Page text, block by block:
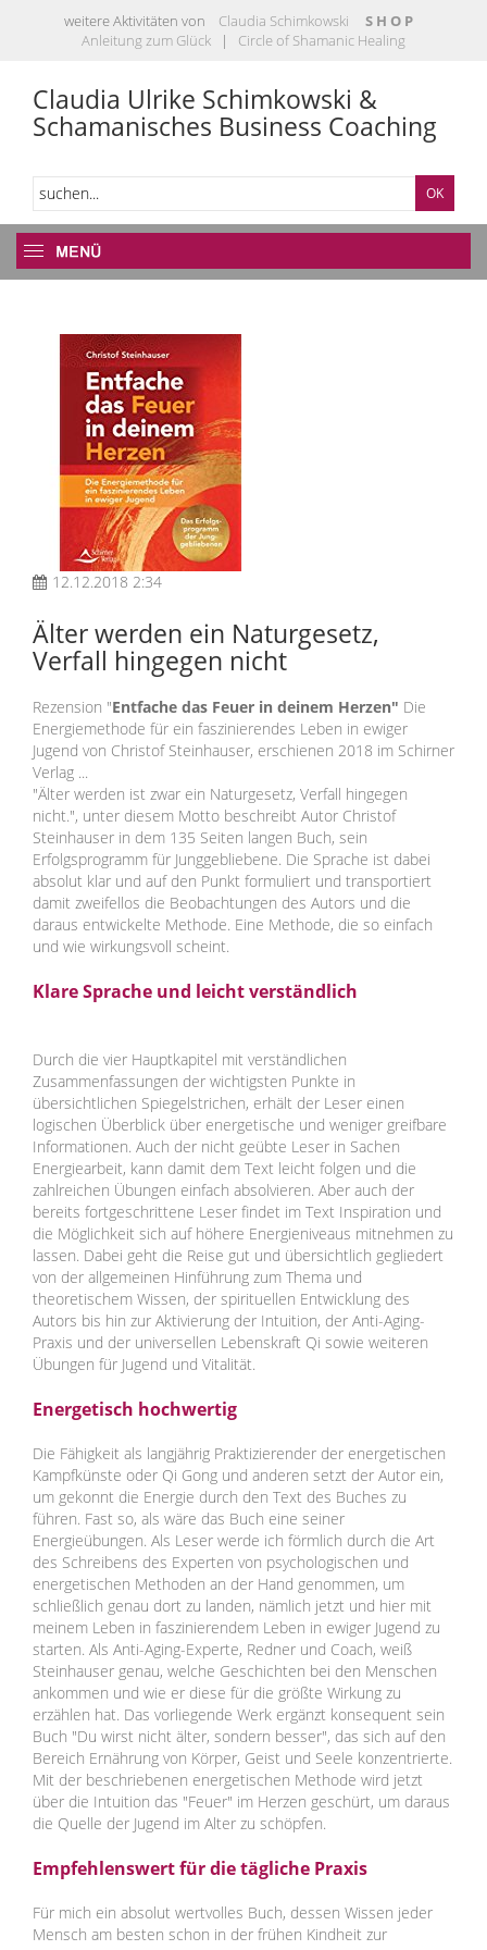
weitere Aktivitäten von Claudia Schimkowski
S H O P
Anleitung zum Glück | Circle of Shamanic Healing
Claudia Ulrike Schimkowski &
Schamanisches Business Coaching
12.12.2018 2:34
Älter werden ein Naturgesetz,
Verfall hingegen nicht
Rezension "Entfache das Feuer in deinem Herzen" Die
Energiemethode für ein faszinierendes Leben in ewiger
Jugend von Christof Steinhauser, erschienen 2018 im Schirner
Verlag ...
"Älter werden ist zwar ein Naturgesetz, Verfall hingegen
nicht.", unter diesem Motto beschreibt Autor Christof
Steinhauser in dem 135 Seiten langen Buch, sein
Erfolgsprogramm für Junggebliebene. Die Sprache ist dabei
absolut klar und auf den Punkt formuliert und transportiert
damit zweifellos die Beobachtungen des Autors und die
daraus entwickelte Methode. Eine Methode, die so einfach
und wie wirkungsvoll scheint.
Klare Sprache und leicht verständlich
Durch die vier Hauptkapitel mit verständlichen
Zusammenfassungen der wichtigsten Punkte in
übersichtlichen Spiegelstrichen, erhält der Leser einen
logischen Überblick über energetische und weniger greifbare
Informationen. Auch der nicht geübte Leser in Sachen
Energiearbeit, kann damit dem Text leicht folgen und die
zahlreichen Übungen einfach absolvieren. Aber auch der
bereits fortgeschrittene Leser findet im Text Inspiration und
die Möglichkeit sich auf höhere Energieniveaus mitnehmen zu
lassen. Dabei geht die Reise gut und übersichtlich gegliedert
von der allgemeinen Hinführung zum Thema und
theoretischem Wissen, der spirituellen Entwicklung des
Autors bis hin zur Aktivierung der Intuition, der Anti-Aging-
Praxis und der universellen Lebenskraft Qi sowie weiteren
Übungen für Jugend und Vitalität.
Energetisch hochwertig
Die Fähigkeit als langjährig Praktizierender der energetischen
Kampfkünste oder Qi Gong und anderen setzt der Autor ein,
um gekonnt die Energie durch den Text des Buches zu
führen. Fast so, als wäre das Buch eine seiner
Energieübungen. Als Leser werde ich förmlich durch die Art
des Schreibens des Experten von psychologischen und
energetischen Methoden an der Hand genommen, um
schließlich genau dort zu landen, nämlich jetzt und hier mit
meinem Leben in faszinierendem Leben in ewiger Jugend zu
starten. Als Anti-Aging-Experte, Redner und Coach, weiß
Steinhauser genau, welche Geschichten bei den Menschen
ankommen und wie er diese für die größte Wirkung zu
erzählen hat. Das vorliegende Werk ergänzt konsequent sein
Buch "Du wirst nicht älter, sondern besser", das sich auf den
Bereich Ernährung von Körper, Geist und Seele konzentrierte.
Mit der beschriebenen energetischen Methode wird jetzt
über die Intuition das "Feuer" im Herzen geschürt, um daraus
die Quelle der Jugend im Alter zu schöpfen.
Empfehlenswert für die tägliche Praxis
Für mich ein absolut wertvolles Buch, dessen Wissen jeder
Mensch am besten schon in der frühen Kindheit zur